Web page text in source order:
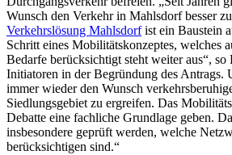
Wunsch den Verkehr in Mahlsdorf besser
Verkehrslösung Mahlsdorfist ein Baustein
Schritt eines Mobilitätskonzeptes, welches
Bedarfe berücksichtigt steht weiter aus“, so
Initiatoren in der Begründung des Antrags.
immer wieder den Wunsch
Siedlungsgebiet zu ergreifen. Das
Debatte eine fachliche Grundlage geben.
insbesondere geprüft werden, welche
berücksichtigen sind.“